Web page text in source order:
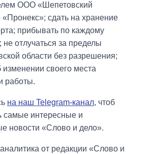
ООО «Шепетовский
«Пронекс»; сдать на хранение
прибывать по каждому
отлучаться за пределы
области без разрешения;
своего места
работы.
на наш Telegram-канал, чтоб
самые интересные и
новости «Слово и дело».
от редакции «Слово и